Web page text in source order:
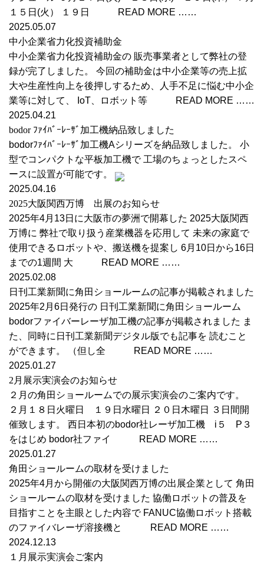
１５日(火） １９日 READ MORE ……
2025.05.07
中小企業省力化投資補助金
中小企業省力化投資補助金の 販売事業者として弊社の登
録が完了しました。 今回の補助金は中小企業等の売上拡
大や生産性向上を後押しするため、人手不足に悩む中小企
業等に対して、 IoT、ロボット等 READ MORE ……
2025.04.21
bodor ﾌｧｲﾊﾞｰﾚｰｻﾞ加工機納品致しました
bodorﾌｧｲﾊﾞｰﾚｰｻﾞ加工機Aシリーズを納品致しました。 小
型でコンパクトな平板加工機で 工場のちょっとしたスペ
ースに設置が可能です。
2025.04.16
2025大阪関西万博 出展のお知らせ
2025年4月13日に大阪市の夢洲で開幕した 2025大阪関西
万博に 弊社で取り扱う産業機器を応用して 未来の家庭で
使用できるロボットや、搬送機を提案し 6月10日から16日
までの1週間 大 READ MORE ……
2025.02.08
日刊工業新聞に角田ショールームの記事が掲載されました
2025年2月6日発行の 日刊工業新聞に角田ショールーム
bodorファイバーレーザ加工機の記事が掲載されました ま
た、同時に日刊工業新聞デジタル版でも記事を 読むこと
ができます。 （但し全 READ MORE ……
2025.01.27
2月展示実演会のお知らせ
２月の角田ショールームでの展示実演会のご案内です。
２月１８日火曜日 １９日水曜日 ２０日木曜日 ３日間開
催致します。 西日本初のbodor社レーザ加工機 i５ P３
をはじめ bodor社ファイ READ MORE ……
2025.01.27
角田ショールームの取材を受けました
2025年4月から開催の大阪関西万博の出展企業として 角田
ショールームの取材を受けました 協働ロボットの普及を
目指すことを主眼とした内容で FANUC協働ロボット搭載
のファイバレーザ溶接機と READ MORE ……
2024.12.13
１月展示実演会ご案内